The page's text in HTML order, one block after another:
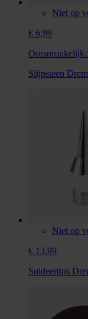
Niet op
€ 6,99
Oorspronkelijk:
Slijpsteen
Niet op
€ 13,99
Soldeertips